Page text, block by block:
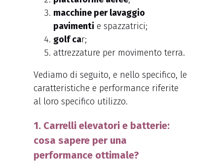
macchine per lavaggio
pavimenti e spazzatrici;
golf car;
attrezzature per movimento terra.
Vediamo di seguito, e nello specifico, le
caratteristiche e performance riferite
al loro specifico utilizzo.
1. Carrelli elevatori e batterie:
cosa sapere per una
performance ottimale?